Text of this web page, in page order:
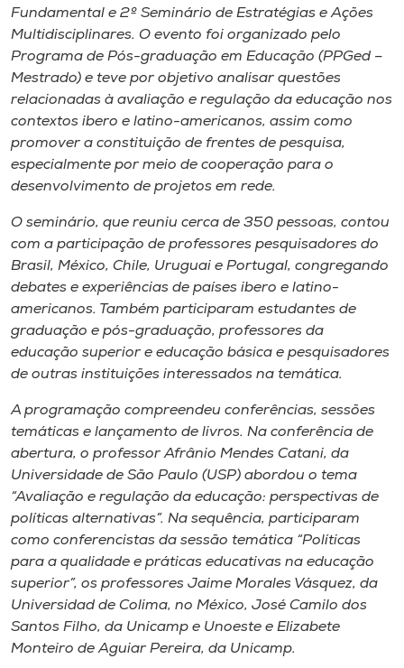
Selecione
A+
A-
Fundamental e 2º Seminário de Estratégias e Ações
Multidisciplinares. O evento foi organizado pelo
Programa de Pós-graduação em Educação (PPGed –
Mestrado) e teve por objetivo analisar questões
relacionadas à avaliação e regulação da educação nos
contextos ibero e latino-americanos, assim como
promover a constituição de frentes de pesquisa,
especialmente por meio de cooperação para o
desenvolvimento de projetos em rede.
O seminário, que reuniu cerca de 350 pessoas, contou
com a participação de professores pesquisadores do
Brasil, México, Chile, Uruguai e Portugal, congregando
debates e experiências de países ibero e latino-
americanos. Também participaram estudantes de
graduação e pós-graduação, professores da
educação superior e educação básica e pesquisadores
de outras instituições interessados na temática.
A programação compreendeu conferências, sessões
temáticas e lançamento de livros. Na conferência de
abertura, o professor Afrânio Mendes Catani, da
Universidade de São Paulo (USP) abordou o tema
“Avaliação e regulação da educação: perspectivas de
políticas alternativas”. Na sequência, participaram
como conferencistas da sessão temática “Políticas
para a qualidade e práticas educativas na educação
superior”, os professores Jaime Morales Vásquez, da
Universidad de Colima, no México, José Camilo dos
Santos Filho, da Unicamp e Unoeste e Elizabete
Monteiro de Aguiar Pereira, da Unicamp.